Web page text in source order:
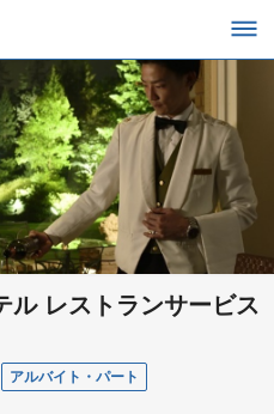
ル レストランサービス
アルバイト・パート